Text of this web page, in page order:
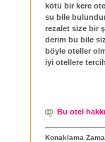
kötü bir kere
su bile
rezalet size bir
derim bu bile
böyle oteller
iyi otellere
Bu otel
Konaklama